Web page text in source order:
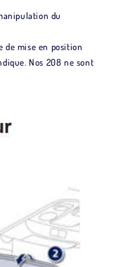
du
de mise en position
Nos 208 ne sont